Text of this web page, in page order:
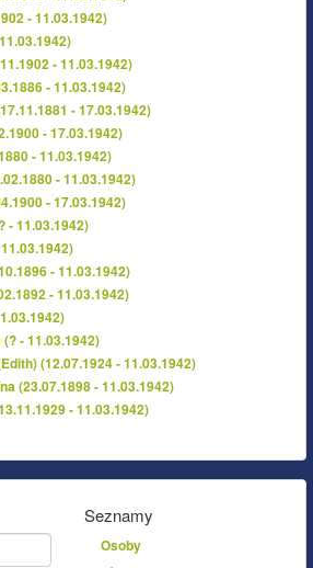
- 11.03.1942)
- 11.03.1942)
- 11.03.1942)
- 17.03.1942)
- 17.03.1942)
- 11.03.1942)
- 11.03.1942)
- 17.03.1942)
- 11.03.1942)
- 11.03.1942)
- 11.03.1942)
- 11.03.1942)
(12.07.1924 - 11.03.1942)
(23.07.1898 - 11.03.1942)
- 11.03.1942)
Seznamy
Osoby